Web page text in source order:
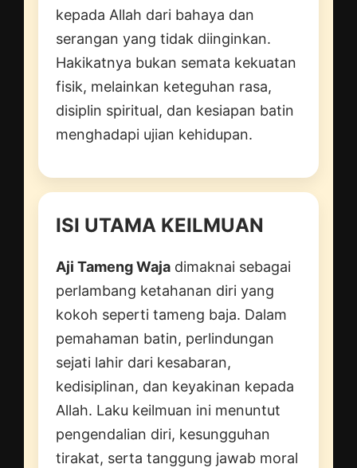
kepada Allah dari bahaya dan
serangan yang tidak diinginkan.
Hakikatnya bukan semata kekuatan
fisik, melainkan keteguhan rasa,
disiplin spiritual, dan kesiapan batin
menghadapi ujian kehidupan.
ISI UTAMA KEILMUAN
Aji Tameng Waja dimaknai sebagai
perlambang ketahanan diri yang
kokoh seperti tameng baja. Dalam
pemahaman batin, perlindungan
sejati lahir dari kesabaran,
kedisiplinan, dan keyakinan kepada
Allah. Laku keilmuan ini menuntut
pengendalian diri, kesungguhan
tirakat, serta tanggung jawab moral